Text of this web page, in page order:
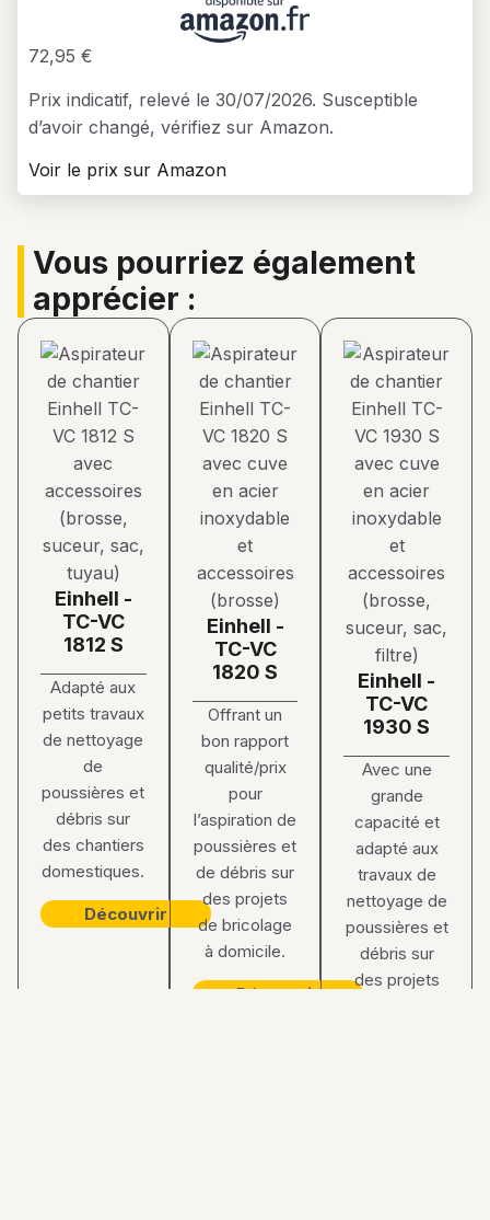
72,95 €
Prix indicatif, relevé le 30/07/2026. Susceptible
d’avoir changé, vérifiez sur Amazon.
Voir le prix sur Amazon
Vous pourriez également
apprécier :
Einhell -
TC-VC
1812 S
Adapté aux
petits travaux
de nettoyage
de
poussières et
débris sur
des chantiers
domestiques.
Découvrir
Einhell -
TC-VC
1820 S
Offrant un
bon rapport
qualité/prix
pour
l’aspiration de
poussières et
de débris sur
des projets
de bricolage
à domicile.
Découvrir
Einhell -
TC-VC
1930 S
Avec une
grande
capacité et
adapté aux
travaux de
nettoyage de
poussières et
débris sur
des projets